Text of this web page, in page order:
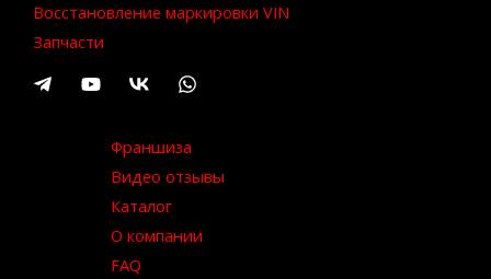
Восстановление маркировки VIN
Запчасти
Франшиза
Видео отзывы
Каталог
О компании
FAQ